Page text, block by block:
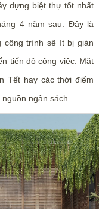
dựng biệt thự tốt nhất
4 năm sau. Đây là
công trình sẽ ít bị gián
tiến độ công việc. Mặt
Tết hay các thời điểm
ngân sách.